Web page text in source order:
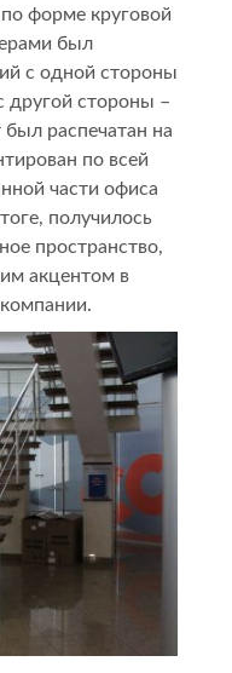
форме круговой
был
с одной стороны
другой стороны –
распечатан на
по всей
части офиса
получилось
пространство,
акцентом в